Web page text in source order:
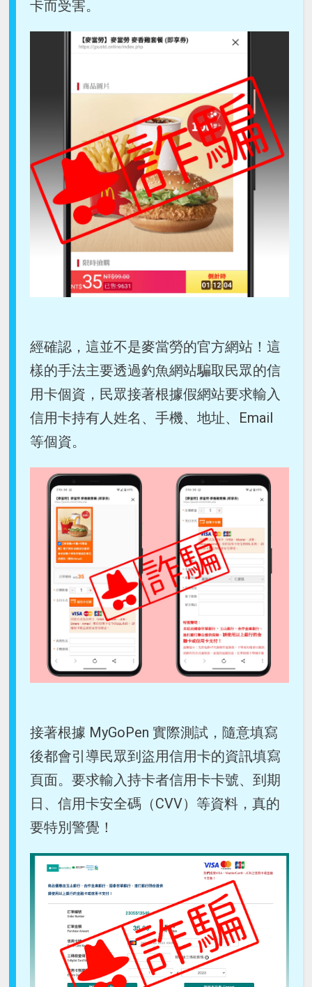
卡而受害。
經確認，這並不是麥當勞的官方網站！這
樣的手法主要透過釣魚網站騙取民眾的信
用卡個資，民眾接著根據假網站要求輸入
信用卡持有人姓名、手機、地址、Email
等個資。
接著根據 MyGoPen 實際測試，隨意填寫
後都會引導民眾到盜用信用卡的資訊填寫
頁面。要求輸入持卡者信用卡卡號、到期
日、信用卡安全碼（CVV）等資料，真的
要特別警覺！